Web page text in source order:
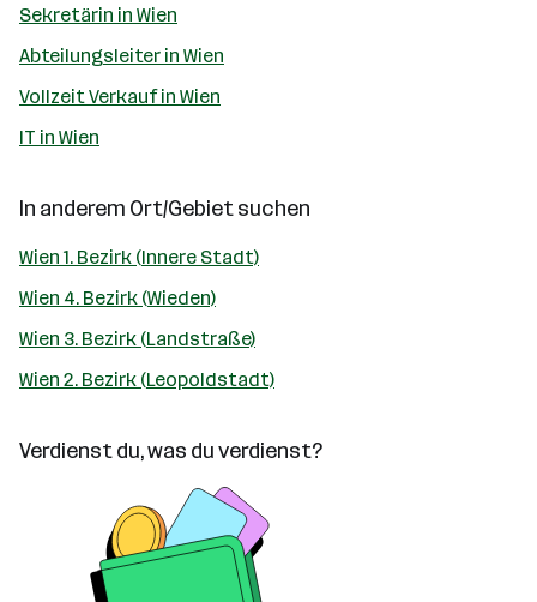
Sekretärin in Wien
Abteilungsleiter in Wien
Vollzeit Verkauf in Wien
IT in Wien
In anderem Ort/Gebiet suchen
Wien 1. Bezirk (Innere Stadt)
Wien 4. Bezirk (Wieden)
Wien 3. Bezirk (Landstraße)
Wien 2. Bezirk (Leopoldstadt)
Verdienst du, was du verdienst?